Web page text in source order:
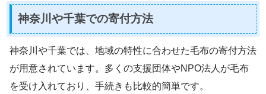
神奈川や千葉での寄付方法
神奈川や千葉では、地域の特性に合わせた毛布の寄付方法
が用意されています。多くの支援団体やNPO法人が毛布
を受け入れており、手続きも比較的簡単です。